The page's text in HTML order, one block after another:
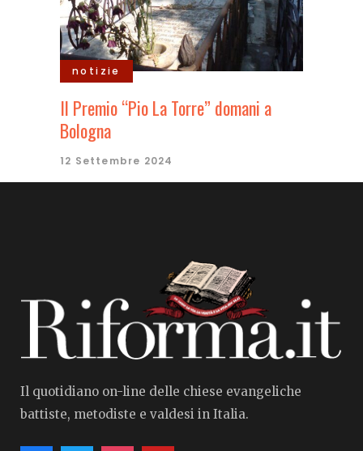
notizie
Il Premio “Pio La Torre” domani a
Bologna
12 Settembre 2024
Il quotidiano on-line delle chiese evangeliche
battiste, metodiste e valdesi in Italia.